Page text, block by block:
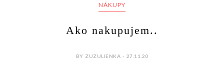
NÁKUPY
Ako nakupujem..
BY ZUZULIENKA - 27.11.20